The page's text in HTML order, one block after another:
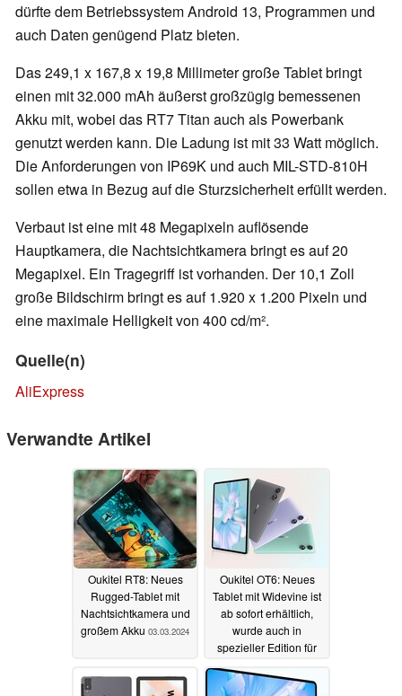
dürfte dem Betriebssystem Android 13, Programmen und
auch Daten genügend Platz bieten.
Das 249,1 x 167,8 x 19,8 Millimeter große Tablet bringt
einen mit 32.000 mAh äußerst großzügig bemessenen
Akku mit, wobei das RT7 Titan auch als Powerbank
genutzt werden kann. Die Ladung ist mit 33 Watt möglich.
Die Anforderungen von IP69K und auch MIL-STD-810H
sollen etwa in Bezug auf die Sturzsicherheit erfüllt werden.
Verbaut ist eine mit 48 Megapixeln auflösende
Hauptkamera, die Nachtsichtkamera bringt es auf 20
Megapixel. Ein Tragegriff ist vorhanden. Der 10,1 Zoll
große Bildschirm bringt es auf 1.920 x 1.200 Pixeln und
eine maximale Helligkeit von 400 cd/m².
Quelle(n)
AliExpress
Verwandte Artikel
Oukitel RT8: Neues
Rugged-Tablet mit
Nachtsichtkamera und
großem Akku 03.03.2024
Oukitel OT6: Neues
Tablet mit Widevine ist
ab sofort erhältlich,
wurde auch in
spezieller Edition für
Kinder angekündigt
07.02.2024